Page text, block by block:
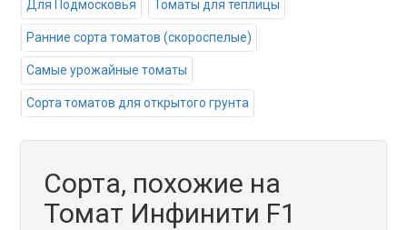
Для Подмосковья Томаты для теплицы
Ранние сорта томатов (скороспелые)
Самые урожайные томаты
Сорта томатов для открытого грунта
Сорта, похожие на
Томат Инфинити F1